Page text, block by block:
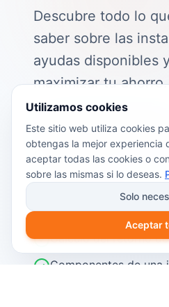
Descubre todo lo
saber sobre las
ayudas disponibles
maximizar tu ahorro.
📖 Contenido de la
Cómo funciona el
fotovoltaico
Ayudas y
2026
Cálculo del retorno
Componentes de una
Utilizamos cookies
Este sitio web utiliza cookies
obtengas la mejor experiencia
aceptar todas las cookies o
sobre las mismas si lo deseas.
Solo
Aceptar